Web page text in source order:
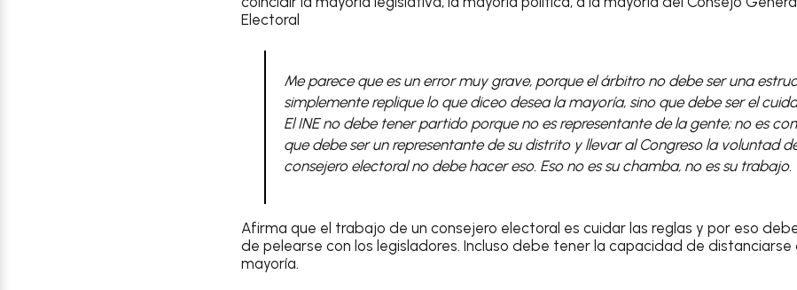
Electoral
Me parece que es un error muy grave, porque el árbitro no debe ser una
simplemente replique lo que diceo desea la mayoría, sino que debe ser el
El INE no debe tener partido porque no es representante de la gente; no es
que debe ser un representante de su distrito y llevar al Congreso la voluntad
consejero electoral no debe hacer eso. Eso no es su chamba, no es su trabajo.
Afirma que el trabajo de un consejero electoral es cuidar las reglas y por eso
de pelearse con los legisladores. Incluso debe tener la capacidad de
mayoría.